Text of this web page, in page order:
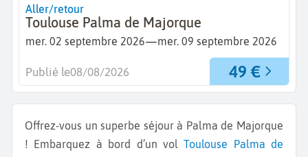
Aller/retour
Toulouse Palma de Majorque
mer. 02 septembre 2026—mer. 09 septembre 2026
49 €
Publié le08/08/2026
Offrez-vous un superbe séjour à Palma de Majorque
! Embarquez à bord d’un volToulouse
Palma de